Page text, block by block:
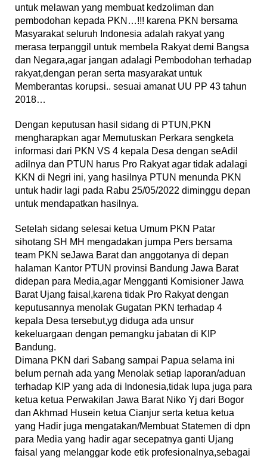
untuk melawan yang membuat kedzoliman dan
pembodohan kepada PKN…!!! karena PKN bersama
Masyarakat seluruh Indonesia adalah rakyat yang
merasa terpanggil untuk membela Rakyat demi Bangsa
dan Negara,agar jangan adalagi Pembodohan terhadap
rakyat,dengan peran serta masyarakat untuk
Memberantas korupsi.. sesuai amanat UU PP 43 tahun
2018…
Dengan keputusan hasil sidang di PTUN,PKN
mengharapkan agar Memutuskan Perkara sengketa
informasi dari PKN VS 4 kepala Desa dengan seAdil
adilnya dan PTUN harus Pro Rakyat agar tidak adalagi
KKN di Negri ini, yang hasilnya PTUN menunda PKN
untuk hadir lagi pada Rabu 25/05/2022 diminggu depan
untuk mendapatkan hasilnya.
Setelah sidang selesai ketua Umum PKN Patar
sihotang SH MH mengadakan jumpa Pers bersama
team PKN seJawa Barat dan anggotanya di depan
halaman Kantor PTUN provinsi Bandung Jawa Barat
didepan para Media,agar Mengganti Komisioner Jawa
Barat Ujang faisal,karena tidak Pro Rakyat dengan
keputusannya menolak Gugatan PKN terhadap 4
kepala Desa tersebut,yg diduga ada unsur
kekeluargaan dengan pemangku jabatan di KIP
Bandung.
Dimana PKN dari Sabang sampai Papua selama ini
belum pernah ada yang Menolak setiap laporan/aduan
terhadap KIP yang ada di Indonesia,tidak lupa juga para
ketua ketua Perwakilan Jawa Barat Niko Yj dari Bogor
dan Akhmad Husein ketua Cianjur serta ketua ketua
yang Hadir juga mengatakan/Membuat Statemen di dpn
para Media yang hadir agar secepatnya ganti Ujang
faisal yang melanggar kode etik profesionalnya,sebagai